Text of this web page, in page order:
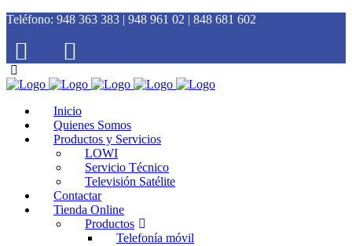
Teléfono: 948 363 383 | 948 961 02 | 848 681 602
Inicio
Quienes Somos
Productos y Servicios
LOWI
Servicio Técnico
Televisión Satélite
Contactar
Tienda Online
Productos
Telefonía móvil